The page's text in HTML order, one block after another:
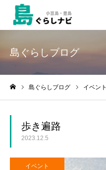
島ぐらしブログ
島ぐらしブログ イベント
歩き遍路
2023.12.5
イベント